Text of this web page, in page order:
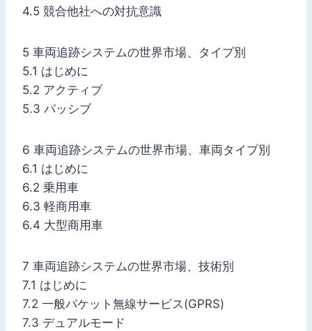
4.5 競合他社への対抗意識
5 車両追跡システムの世界市場、タイプ別
5.1 はじめに
5.2 アクティブ
5.3 パッシブ
6 車両追跡システムの世界市場、車両タイプ別
6.1 はじめに
6.2 乗用車
6.3 軽商用車
6.4 大型商用車
7 車両追跡システムの世界市場、技術別
7.1 はじめに
7.2 一般パケット無線サービス(GPRS)
7.3 デュアルモード